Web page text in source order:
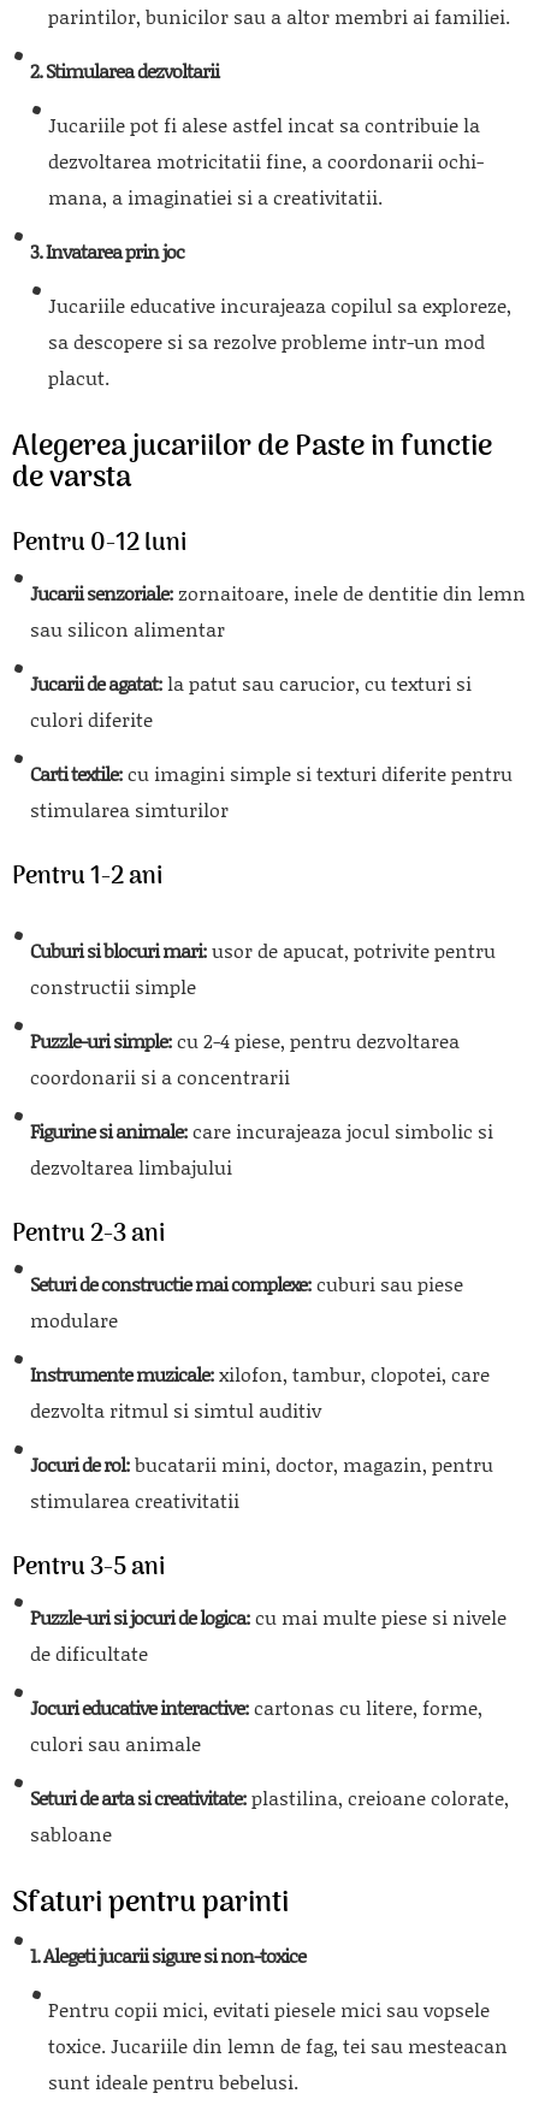
parintilor, bunicilor sau a altor membri ai familiei.
2. Stimularea dezvoltarii
Jucariile pot fi alese astfel incat sa contribuie la
dezvoltarea motricitatii fine, a coordonarii ochi-
mana, a imaginatiei si a creativitatii.
3. Invatarea prin joc
Jucariile educative incurajeaza copilul sa exploreze,
sa descopere si sa rezolve probleme intr-un mod
placut.
Alegerea jucariilor de Paste in functie
de varsta
Pentru 0-12 luni
Jucarii senzoriale:zornaitoare, inele de dentitie din lemn
sau silicon alimentar
Jucarii de agatat:la patut sau carucior, cu texturi si
culori diferite
Carti textile:cu imagini simple si texturi diferite pentru
stimularea simturilor
Pentru 1-2 ani
Cuburi si blocuri mari:usor de apucat, potrivite pentru
constructii simple
Puzzle-uri simple:cu 2-4 piese, pentru dezvoltarea
coordonarii si a concentrarii
Figurine si animale:care incurajeaza jocul simbolic si
dezvoltarea limbajului
Pentru 2-3 ani
Seturi de constructie mai complexe:cuburi sau piese
modulare
Instrumente muzicale:xilofon, tambur, clopotei, care
dezvolta ritmul si simtul auditiv
Jocuri de rol:bucatarii mini, doctor, magazin, pentru
stimularea creativitatii
Pentru 3-5 ani
Puzzle-uri si jocuri de logica:cu mai multe piese si nivele
de dificultate
Jocuri educative interactive:cartonas cu litere, forme,
culori sau animale
Seturi de arta si creativitate:plastilina, creioane colorate,
sabloane
Sfaturi pentru parinti
1. Alegeti jucarii sigure si non-toxice
Pentru copii mici, evitati piesele mici sau vopsele
toxice. Jucariile din lemn de fag, tei sau mesteacan
sunt ideale pentru bebelusi.